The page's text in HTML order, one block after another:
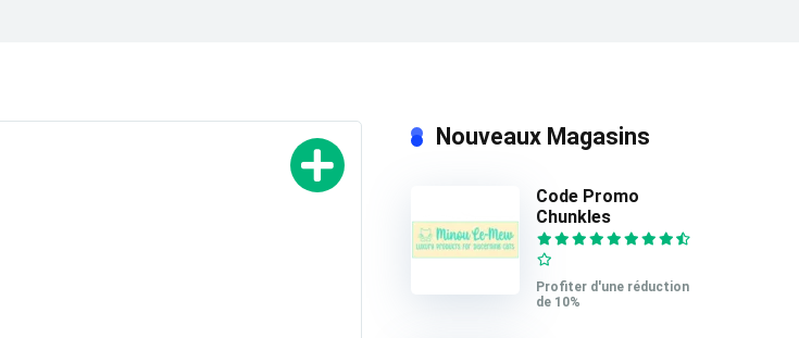
Nouveaux Magasins
Code Promo
Chunkles
Profiter d'une réduction
de 10%